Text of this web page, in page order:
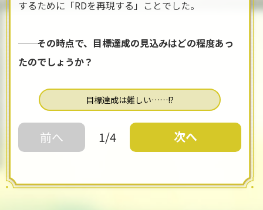
するために「RDを再現する」ことでした。
──その時点で、目標達成の見込みはどの程度あっ
たのでしょうか？
目標達成は難しい……!?
前へ 1/4 次へ